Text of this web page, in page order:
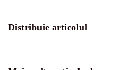
Distribuie articolul